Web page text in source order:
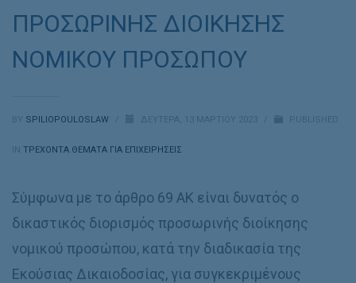
ΠΡΟΣΩΡΙΝΗΣ ΔΙΟΙΚΗΣΗΣ
ΝΟΜΙΚΟΥ ΠΡΟΣΩΠΟΥ
BY SPILIOPOULOSLAW ΔΕΥΤΈΡΑ, 13 ΜΑΡΤΊΟΥ 2023 PUBLISHED
IN ΤΡΕΧΟΝΤΑ ΘΕΜΑΤΑ ΓΙΑ ΕΠΙΧΕΙΡΗΣΕΙΣ
Σύμφωνα με το άρθρο 69 ΑΚ είναι δυνατός ο
δικαστικός διορισμός προσωρινής διοίκησης
νομικού προσώπου, κατά την διαδικασία της
Εκούσιας Δικαιοδοσίας, για συγκεκριμένους